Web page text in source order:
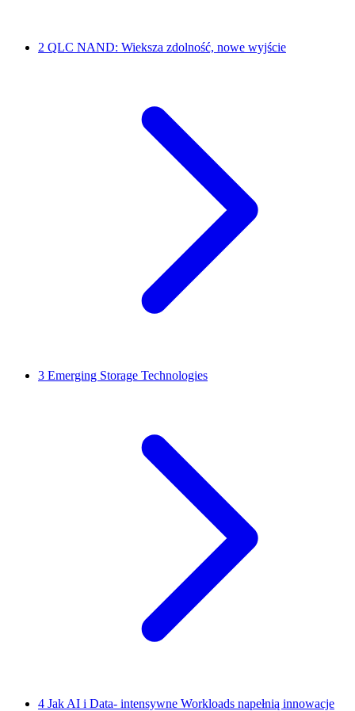
2 QLC NAND: Wieksza zdolność, nowe wyjście
3 Emerging Storage Technologies
4 Jak AI i Data- intensywne Workloads napełnią innowacje